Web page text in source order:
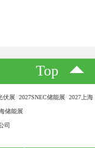
Top
伏展 2027SNEC储能展 2027上海
储能展
司